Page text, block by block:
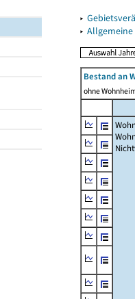
▸
▸
Bestand an
ohne